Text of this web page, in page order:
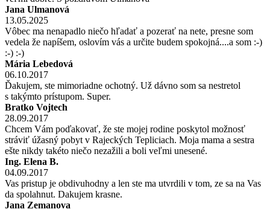
Jana Ulmanová
13.05.2025
Vôbec ma nenapadlo niečo hľadať a pozerať na nete, presne som
vedela že napíšem, oslovím vás a určite budem spokojná....a som :-)
:-) :-)
Mária Lebedová
06.10.2017
Ďakujem, ste mimoriadne ochotný. Už dávno som sa nestretol
s takýmto prístupom. Super.
Bratko Vojtech
28.09.2017
Chcem Vám poďakovať, že ste mojej rodine poskytol možnosť
stráviť úžasný pobyt v Rajeckých Tepliciach. Moja mama a sestra
ešte nikdy takéto niečo nezažili a boli veľmi unesené.
Ing. Elena B.
04.09.2017
Vas pristup je obdivuhodny a len ste ma utvrdili v tom, ze sa na Vas
da spolahnut. Dakujem krasne.
Jana Zemanova